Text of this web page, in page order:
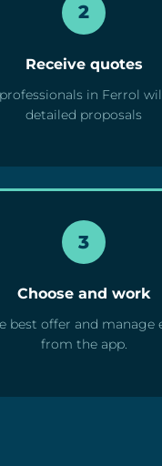
2
Receive quotes
in Ferrol
detailed proposals
3
Choose and work
best offer and manage
from the app.